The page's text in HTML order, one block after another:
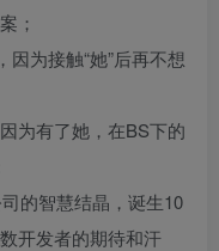
；
因为接触“她”后再不想
为有了她，在BS下的
的智慧结晶，诞生10
开发者的期待和汗